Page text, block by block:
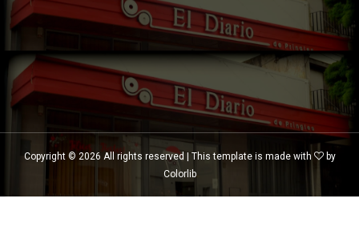
Copyright © 2026 All rights reserved | This template is made with
by
Colorlib